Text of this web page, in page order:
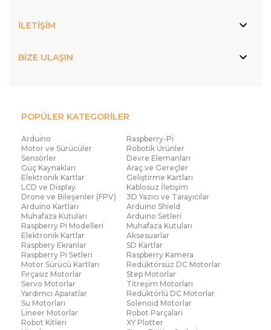
İLETİŞİM
BİZE ULAŞIN
POPÜLER KATEGORİLER
Arduino
Raspberry-Pi
Motor ve Sürücüler
Robotik Ürünler
Sensörler
Devre Elemanları
Güç Kaynakları
Araç ve Gereçler
Elektronik Kartlar
Geliştirme Kartları
LCD ve Display
Kablosuz İletişim
Drone ve Bileşenler (FPV)
3D Yazıcı ve Tarayıcılar
Arduino Kartları
Arduino Shield
Muhafaza Kutuları
Arduino Setleri
Raspberry Pi Modelleri
Muhafaza Kutuları
Elektronik Kartlar
Aksesuarlar
Raspbery Ekranlar
SD Kartlar
Raspberry Pi Setleri
Raspberry Kamera
Motor Sürücü Kartları
Redüktörsüz DC Motorlar
Fırçasız Motorlar
Step Motorlar
Servo Motorlar
Titreşim Motorları
Yardımcı Aparatlar
Redüktörlü DC Motorlar
Su Motorları
Solenoid Motorlar
Lineer Motorlar
Robot Parçaları
Robot Kitleri
XY Plotter